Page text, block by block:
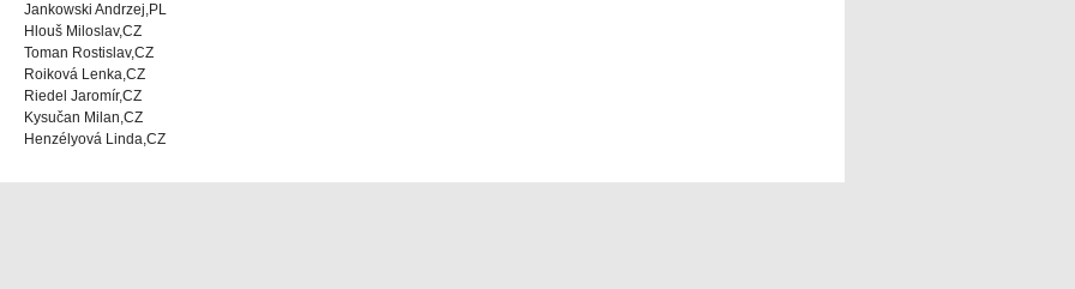
Jankowski Andrzej,PL
Hlouš Miloslav,CZ
Toman Rostislav,CZ
Roiková Lenka,CZ
Riedel Jaromír,CZ
Kysučan Milan,CZ
Henzélyová Linda,CZ